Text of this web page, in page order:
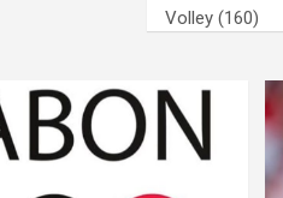
Volley (160)